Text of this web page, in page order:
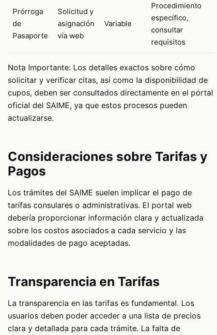
Prórroga
de
Pasaporte
Solicitud y
asignación
vía web
Variable
Procedimiento
específico,
consultar
requisitos
Nota Importante: Los detalles exactos sobre cómo
solicitar y verificar citas, así como la disponibilidad de
cupos, deben ser consultados directamente en el portal
oficial del SAIME, ya que estos procesos pueden
actualizarse.
Consideraciones sobre Tarifas y
Pagos
Los trámites del SAIME suelen implicar el pago de
tarifas consulares o administrativas. El portal web
debería proporcionar información clara y actualizada
sobre los costos asociados a cada servicio y las
modalidades de pago aceptadas.
Transparencia en Tarifas
La transparencia en las tarifas es fundamental. Los
usuarios deben poder acceder a una lista de precios
clara y detallada para cada trámite. La falta de